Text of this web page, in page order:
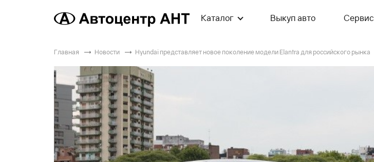
Каталог Выкуп авто Сервис
Главная Новости Hyundai представляет новое поколение модели Elantra для российского рынка